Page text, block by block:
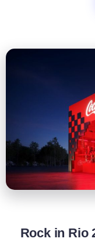
Rock in Rio